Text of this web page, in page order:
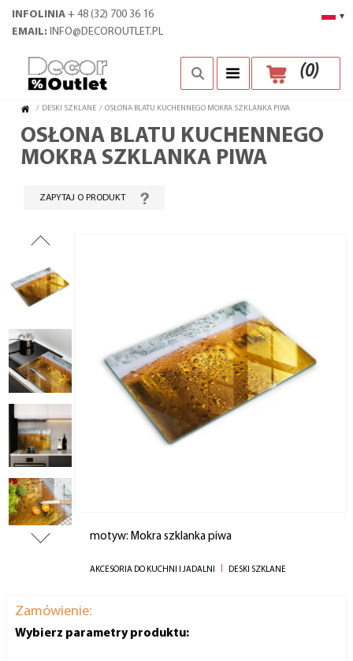
▾
INFOLINIA + 48 (32) 700 36 16
EMAIL: INFO@DECOROUTLET.PL
(0)
/ DESKI SZKLANE / OSŁONA BLATU KUCHENNEGO MOKRA SZKLANKA PIWA
OSŁONA BLATU KUCHENNEGO
MOKRA SZKLANKA PIWA
ZAPYTAJ O PRODUKT
motyw: Mokra szklanka piwa
AKCESORIA DO KUCHNI I JADALNI DESKI SZKLANE
Zamówienie:
Wybierz parametry produktu: